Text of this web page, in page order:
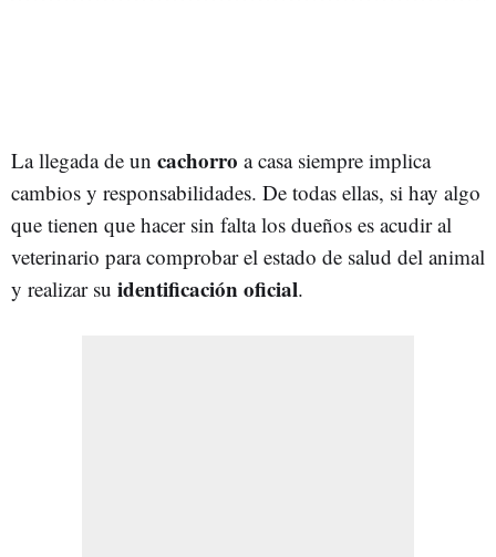
La llegada de un cachorro a casa siempre implica
cambios y responsabilidades. De todas ellas, si hay algo
que tienen que hacer sin falta los dueños es acudir al
veterinario para comprobar el estado de salud del animal
y realizar su identificación oficial.